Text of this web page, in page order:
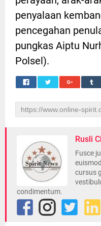
penyalaan
pencegahan
pungkas Aiptu
Polsel).
Rusli
Fusce
cursus
condimentum.